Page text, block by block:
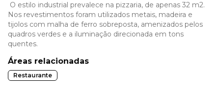
O estilo industrial prevalece na pizzaria, de apenas 32 m2.
Nos revestimentos foram utilizados metais, madeira e
tijolos com malha de ferro sobreposta, amenizados pelos
quadros verdes e a iluminação direcionada em tons
quentes.
Áreas relacionadas
Restaurante